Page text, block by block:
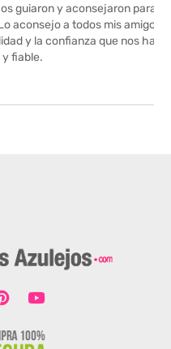
y aconsejaron para
a todos mis amigos
confianza que nos han